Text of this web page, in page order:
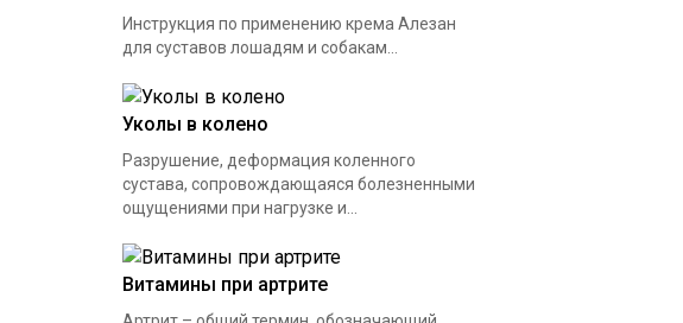
Инструкция по применению крема Алезан
для суставов лошадям и собакам...
Уколы в колено
Разрушение, деформация коленного
сустава, сопровождающаяся болезненными
ощущениями при нагрузке и...
Витамины при артрите